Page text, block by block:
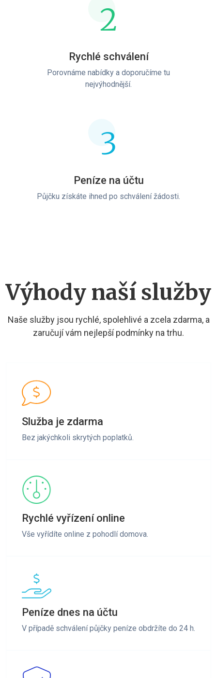
2
Rychlé schválení
Porovnáme nabídky a doporučíme tu
nejvýhodnější.
3
Peníze na účtu
Půjčku získáte ihned po schválení žádosti.
Výhody naší služby
Naše služby jsou rychlé, spolehlivé a zcela zdarma, a
zaručují vám nejlepší podmínky na trhu.
Služba je zdarma
Bez jakýchkoli skrytých poplatků.
Rychlé vyřízení online
Vše vyřídíte online z pohodlí domova.
Peníze dnes na účtu
V případě schválení půjčky peníze obdržíte do 24 h.